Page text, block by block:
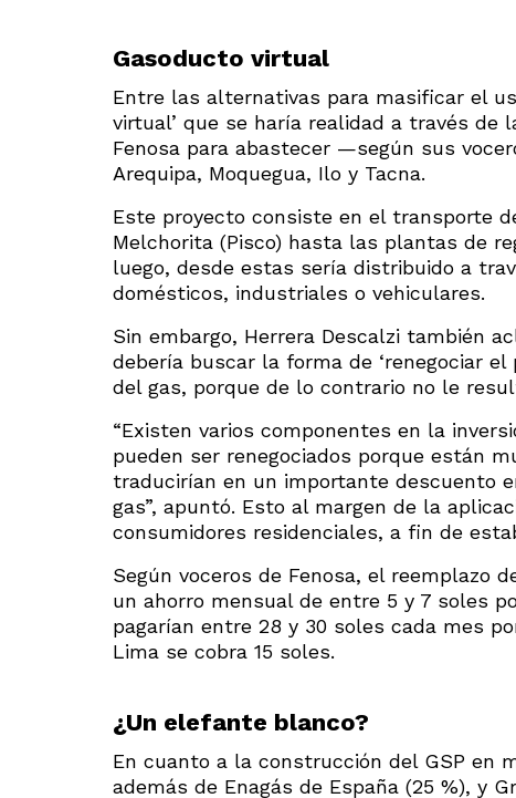
Gasoducto virtual
Entre las alternativas para masificar el
virtual’ que se haría realidad a través de
Fenosa para abastecer —según sus
Arequipa, Moquegua, Ilo y Tacna.
Este proyecto consiste en el transporte
Melchorita (Pisco) hasta las plantas de
luego, desde estas sería distribuido a
domésticos, industriales o vehiculares.
Sin embargo, Herrera Descalzi también
debería buscar la forma de ‘renegociar
del gas, porque de lo contrario no le
“Existen varios componentes en la
pueden ser renegociados porque están
traducirían en un importante descuento
gas”, apuntó. Esto al margen de la
consumidores residenciales, a fin de
Según voceros de Fenosa, el reemplazo
un ahorro mensual de entre 5 y 7 soles
pagarían entre 28 y 30 soles cada mes
Lima se cobra 15 soles.
¿Un elefante blanco?
En cuanto a la construcción del GSP en
además de Enagás de España (25 %), y